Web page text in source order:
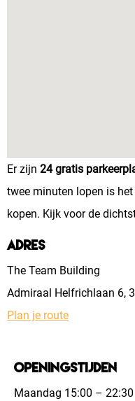
Er zijn 24 gratis
twee minuten lopen is
kopen. Kijk voor de
Adres
The Team Building
Admiraal Helfrichlaan 6,
Plan je route
Openingstijden
Maandag 15:00 – 22:30